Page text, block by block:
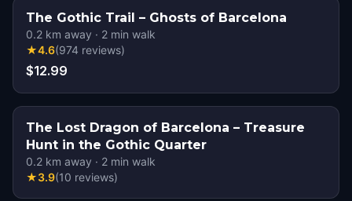
The Gothic Trail – Ghosts of Barcelona
0.2 km away · 2 min walk
★4.6(974 reviews)
$12.99
The Lost Dragon of Barcelona – Treasure
Hunt in the Gothic Quarter
0.2 km away · 2 min walk
★3.9(10 reviews)